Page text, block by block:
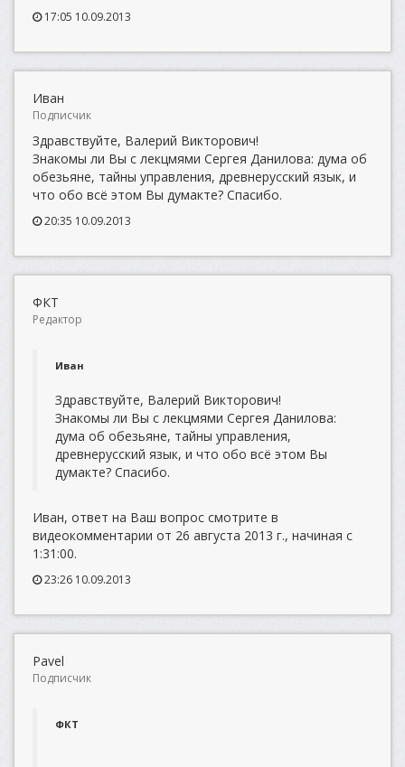
17:05 10.09.2013
Иван
Подписчик
Здравствуйте, Валерий Викторович!
Знакомы ли Вы с лекцмями Сергея Данилова: дума об
обезьяне, тайны управления, древнерусский язык, и
что обо всё этом Вы думакте? Спасибо.
20:35 10.09.2013
ФКТ
Редактор
Иван
Здравствуйте, Валерий Викторович!
Знакомы ли Вы с лекцмями Сергея Данилова:
дума об обезьяне, тайны управления,
древнерусский язык, и что обо всё этом Вы
думакте? Спасибо.
Иван, ответ на Ваш вопрос смотрите в
видеокомментарии от 26 августа 2013 г., начиная с
1:31:00.
23:26 10.09.2013
Pavel
Подписчик
ФКТ